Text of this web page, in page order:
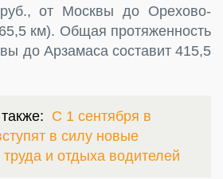
от Москвы до Орехово-
км). Общая протяженность
до Арзамаса составит 415,5
С 1 сентября в
в силу новые
и отдыха водителей